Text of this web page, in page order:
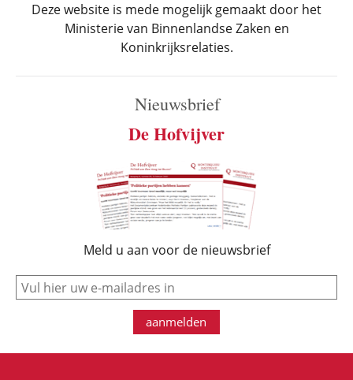
Deze website is mede mogelijk gemaakt door het
Ministerie van Binnenlandse Zaken en
Koninkrijksrelaties.
Nieuwsbrief
De Hofvijver
Meld u aan voor de nieuwsbrief
e-mail
aanmelden